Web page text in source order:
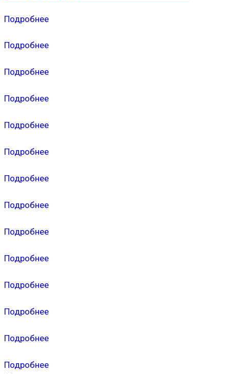
Подробнее
Подробнее
Подробнее
Подробнее
Подробнее
Подробнее
Подробнее
Подробнее
Подробнее
Подробнее
Подробнее
Подробнее
Подробнее
Подробнее